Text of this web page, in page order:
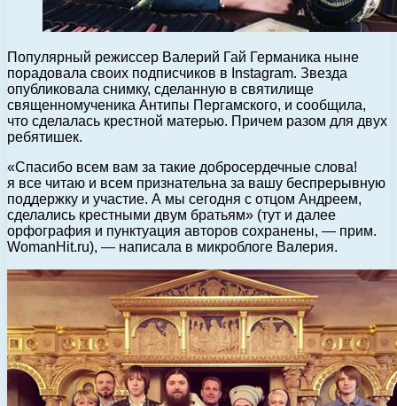
Популярный режиссер Валерий Гай Германика ныне
порадовала своих подписчиков в Instagram. Звезда
опубликовала снимку, сделанную в святилище
священномученика Антипы Пергамского, и сообщила,
что сделалась крестной матерью. Причем разом для двух
ребятишек.
«Спасибо всем вам за такие добросердечные слова!
я все читаю и всем признательна за вашу беспрерывную
поддержку и участие. А мы сегодня с отцом Андреем,
сделались крестными двум братьям» (тут и далее
орфография и пунктуация авторов сохранены, — прим.
WomanHit.ru), — написала в микроблоге Валерия.